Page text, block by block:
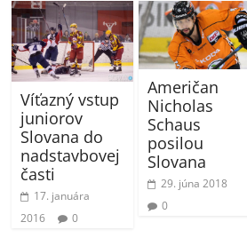
Víťazný vstup
juniorov
Slovana do
nadstavbovej
časti
17. januára
2016
0
Američan
Nicholas
Schaus
posilou
Slovana
29. júna 2018
0